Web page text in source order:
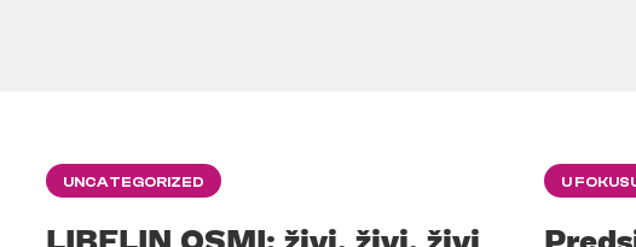
UNCATEGORIZED U